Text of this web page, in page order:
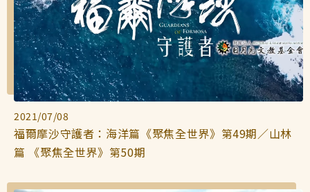
2021/07/08
福爾摩沙守護者：海洋篇《聚焦全世界》第49期／山林
篇 《聚焦全世界》第50期